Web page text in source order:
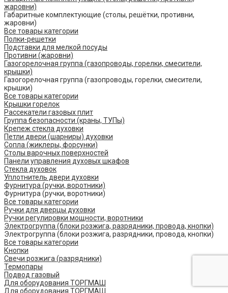
жаровни)
Габаритные комплектующие (столы, решётки, противни,
жаровни)
Все товары категории
Полки-решетки
Подставки для мелкой посуды
Противни (жаровни)
Газогорелочная группа (газопроводы, горелки, смесители,
крышки)
Газогорелочная группа (газопроводы, горелки, смесители,
крышки)
Все товары категории
Крышки горелок
Рассекатели газовых плит
Группа безопасности (краны, ТУПы)
Крепеж стекла духовки
Петли двери (шарниры) духовки
Сопла (жиклеры, форсунки)
Столы варочных поверхностей
Панели управления духовых шкафов
Стекла духовок
Уплотнитель двери духовки
Фурнитура (ручки, воротники)
Фурнитура (ручки, воротники)
Все товары категории
Ручки для дверцы духовки
Ручки регулировки мощности, воротники
Электрогруппа (блоки розжига, разрядники, провода, кнопки)
Электрогруппа (блоки розжига, разрядники, провода, кнопки)
Все товары категории
Кнопки
Свечи розжига (разрядники)
Термопары
Подвод газовый
Для оборудования ТОРГМАШ
Для оборудования ТОРГМАШ